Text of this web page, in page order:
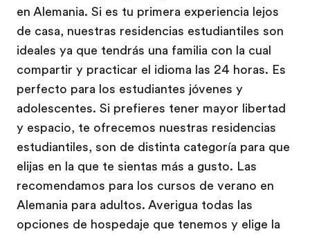
en Alemania. Si es tu primera experiencia lejos
de casa, nuestras residencias estudiantiles son
ideales ya que tendrás una familia con la cual
compartir y practicar el idioma las 24 horas. Es
perfecto para los estudiantes jóvenes y
adolescentes. Si prefieres tener mayor libertad
y espacio, te ofrecemos nuestras residencias
estudiantiles, son de distinta categoría para que
elijas en la que te sientas más a gusto. Las
recomendamos para los cursos de verano en
Alemania para adultos. Averigua todas las
opciones de hospedaje que tenemos y elige la